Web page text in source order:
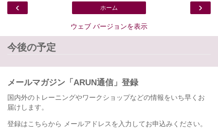
‹ ›
ホーム
ウェブ バージョンを表示
今後の予定
メールマガジン「ARUN通信」登録
国内外のトレーニングやワークショップなどの情報をいち早くお
届けします。
登録はこちらから メールアドレスを入力してお申込みください。